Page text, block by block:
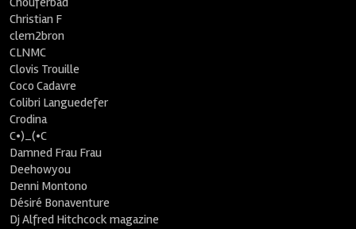
Christian F
clem2bron
CLNMC
Clovis Trouille
Coco Cadavre
Colibri Languedefer
Crodina
C•)_(•C
Damned Frau Frau
Deehowyou
Denni Montono
Désiré Bonaventure
Dj Alfred Hitchcock magazine